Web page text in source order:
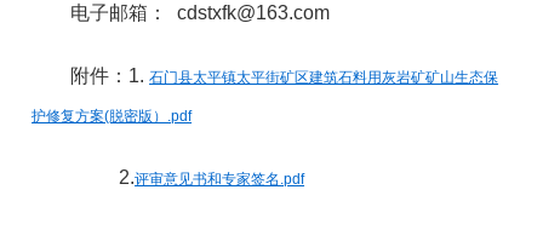
电子邮箱： cdstxfk@163.com
附件：1.石门县太平镇太平街矿区建筑石料用灰岩矿矿山生态保
护修复方案(脱密版）.pdf
2.评审意见书和专家签名.pdf